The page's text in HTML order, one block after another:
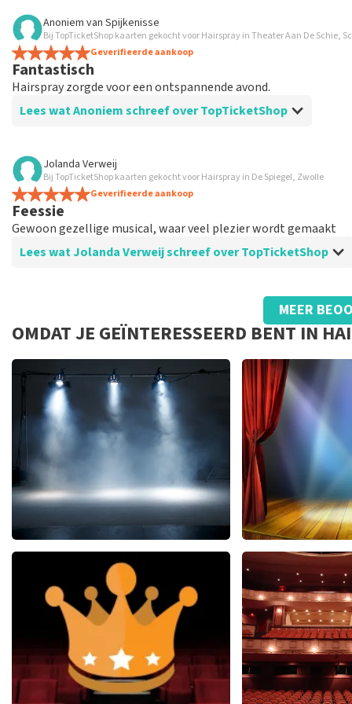
Beoordeling van Ingrid Overbeek over
Goed
Goed
Anoniem van Spijkenisse
Bij TopTicketShop kaarten gekocht voor Hairspray in Theater Aan De Schie,
Geverifieerde aankoop
Fantastisch
Hairspray zorgde voor een ontspannende avond.
Lees wat Anoniem schreef over TopTicketShop
Beoordeling van Anoniem over
Tevreden
Jolanda Verweij
Bij TopTicketShop kaarten gekocht voor Hairspray in De Spiegel, Zwolle
Geverifieerde aankoop
Feessie
Gewoon gezellige musical, waar veel plezier wordt gemaakt
Lees wat Jolanda Verweij schreef over TopTicketShop
TopTicketShop
Goed
MEER
OMDAT JE GEÏNTERESSEERD BENT IN
West Side Story
reviews
BEKIJKEN
40 45 De